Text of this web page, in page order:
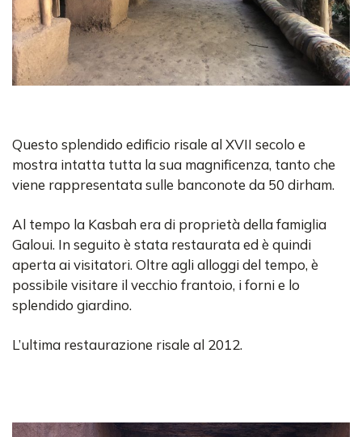
Questo splendido edificio risale al XVII secolo e
mostra intatta tutta la sua magnificenza, tanto che
viene rappresentata sulle banconote da 50 dirham.
Al tempo la Kasbah era di proprietà della famiglia
Galoui. In seguito è stata restaurata ed è quindi
aperta ai visitatori. Oltre agli alloggi del tempo, è
possibile visitare il vecchio frantoio, i forni e lo
splendido giardino.
L’ultima restaurazione risale al 2012.